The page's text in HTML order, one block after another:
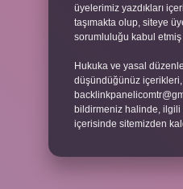
üyelerimiz yazdıkları
taşımakta olup, siteye
sorumluluğu kabul etmiş
Hukuka ve yasal
düşündüğünüz içerikleri,
bildirmeniz halinde, ilgili
içerisinde sitemizden